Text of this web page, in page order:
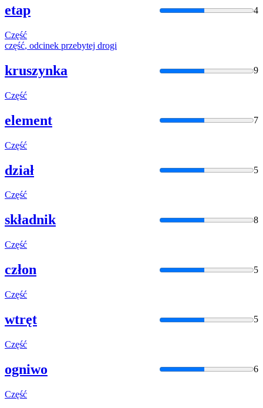
etap 4
Część
część, odcinek przebytej drogi
kruszynka 9
Część
element 7
Część
dział 5
Część
składnik 8
Część
człon 5
Część
wtręt 5
Część
ogniwo 6
Część